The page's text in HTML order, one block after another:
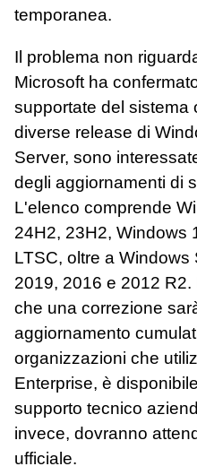
temporanea.
Il problema non
Microsoft ha
supportate del sistema
diverse release di
Server, sono
degli aggiornamenti di
L'elenco comprende
24H2, 23H2, Windows
LTSC, oltre a
2019, 2016 e 2012
che una correzione
aggiornamento
organizzazioni che
Enterprise, è
supporto tecnico
invece, dovranno
ufficiale.